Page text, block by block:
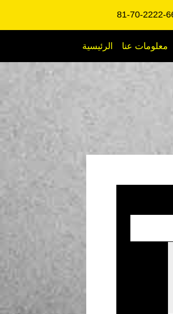
الرئيسية معلومات عنا